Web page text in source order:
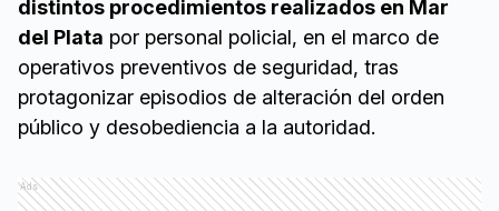
distintos procedimientos realizados en Mar
del Plata por personal policial, en el marco de
operativos preventivos de seguridad, tras
protagonizar episodios de alteración del orden
público y desobediencia a la autoridad.
Ads